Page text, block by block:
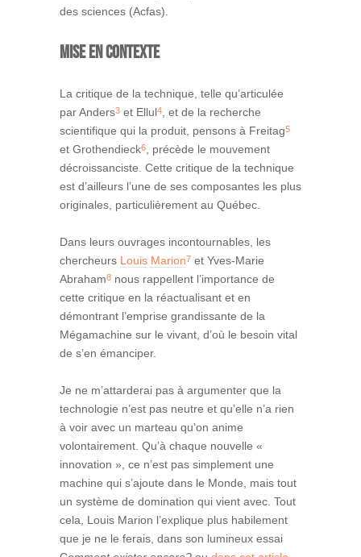
des sciences (Acfas).
MISE EN CONTEXTE
La critique de la technique, telle qu’articulée
par Anders3 et Ellul4
, et de la recherche
scientifique qui la produit, pensons à Freitag5
et Grothendieck6
, précède le mouvement
décroissanciste. Cette critique de la technique
est d’ailleurs l’une de ses composantes les plus
originales, particulièrement au Québec.
Dans leurs ouvrages incontournables, les
chercheurs Louis Marion7 et Yves-Marie
Abraham8 nous rappellent l’importance de
cette critique en la réactualisant et en
démontrant l’emprise grandissante de la
Mégamachine sur le vivant, d’où le besoin vital
de s’en émanciper.
Je ne m’attarderai pas à argumenter que la
technologie n’est pas neutre et qu’elle n’a rien
à voir avec un marteau qu’on anime
volontairement. Qu’à chaque nouvelle «
innovation », ce n’est pas simplement une
machine qui s’ajoute dans le Monde, mais tout
un système de domination qui vient avec. Tout
cela, Louis Marion l’explique plus habilement
que je ne le ferais, dans son lumineux essai